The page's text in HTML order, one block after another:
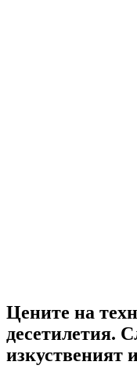
Цените на
десетилетия.
изкуственият